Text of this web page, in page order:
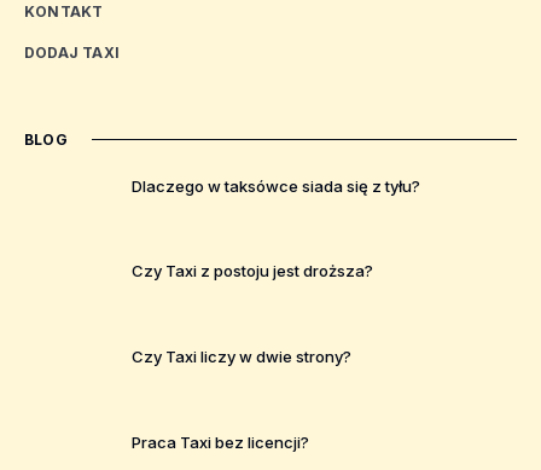
KONTAKT
DODAJ TAXI
BLOG
Dlaczego w taksówce siada się z tyłu?
Czy Taxi z postoju jest droższa?
Czy Taxi liczy w dwie strony?
Praca Taxi bez licencji?